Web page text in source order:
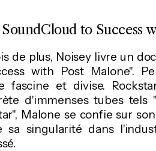
to Success
de plus, Noisey livre un
with Post Malone".
fascine et divise.
d'immenses tubes tels
Malone se confie sur
sa singularité dans